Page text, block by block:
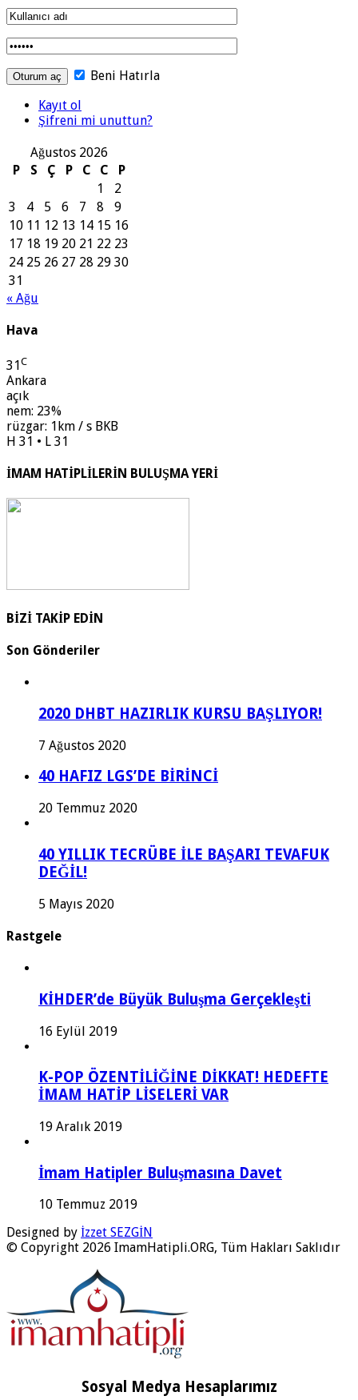
Beni Hatırla
Kayıt ol
Şifreni mi unuttun?
Ağustos 2026
P
S Ç P C C
P
1
2
3
4 5 6 7 8
9
10 11 12 13 14 15 16
17 18 19 20 21 22 23
24 25 26 27 28 29 30
31
« Ağu
Hava
31C
Ankara
açık
nem: 23%
rüzgar: 1km / s BKB
H 31 • L 31
İMAM HATİPLİLERİN BULUŞMA YERİ
BİZİ TAKİP EDİN
Son Gönderiler
2020 DHBT HAZIRLIK KURSU BAŞLIYOR!
7 Ağustos 2020
40 HAFIZ LGS’DE BİRİNCİ
20 Temmuz 2020
40 YILLIK TECRÜBE İLE BAŞARI TEVAFUK
DEĞİL!
5 Mayıs 2020
Rastgele
KİHDER’de Büyük Buluşma Gerçekleşti
16 Eylül 2019
K-POP ÖZENTİLİĞİNE DİKKAT! HEDEFTE
İMAM HATİP LİSELERİ VAR
19 Aralık 2019
İmam Hatipler Buluşmasına Davet
10 Temmuz 2019
Designed by İzzet SEZGİN
© Copyright 2026 ImamHatipli.ORG, Tüm Hakları Saklıdır
Sosyal Medya Hesaplarımız